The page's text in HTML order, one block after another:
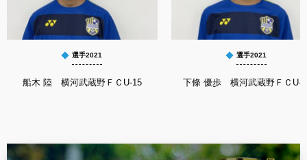
選手2021
船木 陸 横河武蔵野ＦＣU-15
選手2021
下條 優歩 横河武蔵野ＦＣU-